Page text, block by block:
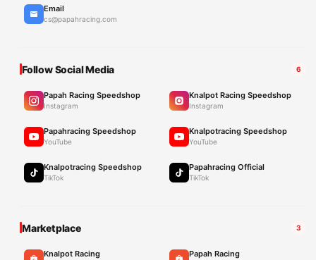
Email
cs@papahracing.com
Follow Social Media 6
Papah Racing Speedshop
Instagram
Knalpot Racing Speedshop
Instagram
Papahracing Speedshop
YouTube
Knalpotracing Speedshop
YouTube
Knalpotracing Speedshop
TikTok
Papahracing Official
TikTok
Marketplace 3
Knalpot Racing Papah Racing